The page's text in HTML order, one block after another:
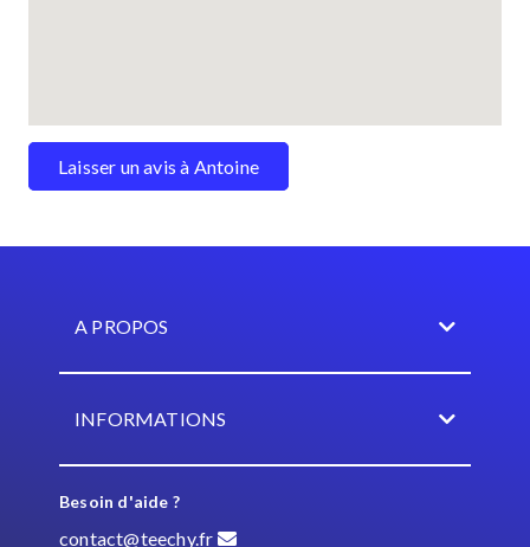
Laisser un avis à Antoine
A PROPOS
INFORMATIONS
Besoin d'aide ?
contact@teechy.fr